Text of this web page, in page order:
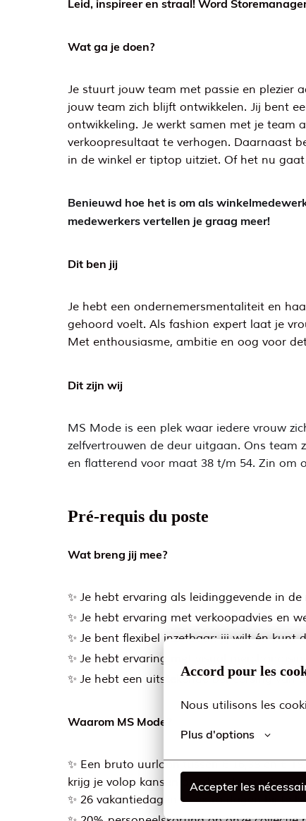
Accord pour les
Nous utilisons les
Plus d'options
Accepter les
Leid, inspireer en straal! Word
Wat ga je doen?
Je stuurt jouw team met passie en plezier
jouw team zich blijft ontwikkelen. Jij bent
ontwikkeling. Je werkt samen met je team
verkoopresultaat te verhogen. Daarnaast
in de winkel er tiptop uitziet. Of het nu
Benieuwd hoe het is om als
medewerkers vertellen je graag meer!
Dit ben jij
Je hebt een ondernemersmentaliteit en
gehoord voelt. Als fashion expert laat je
Met enthousiasme, ambitie en oog voor
Dit zijn wij
MS Mode is een plek waar iedere vrouw
zelfvertrouwen de deur uitgaan. Ons team
en flatterend voor maat 38 t/m 54. Zin om
Pré-requis du poste
Wat breng jij mee?
✨ Je hebt ervaring als leidinggevende in
✨ Je hebt ervaring met verkoopadvies en
✨ Je bent flexibel inzetbaar: jij wilt én kunt
✨ Je hebt ervaring met visual
✨ Je hebt een uitstekende beheersing van
Waarom MS Mode?
✨ Een bruto uurloon tussen € 16,38 en €
krijg je volop kansen om door te groeien;
✨ 26 vakantiedagen (+ extra dagen bij te